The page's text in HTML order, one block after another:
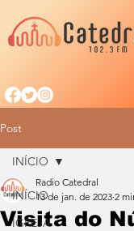
Post
INÍCIO
IGREJA
INÍCIO
Visita do
Radio Catedral
13 de jan. de 2023 2